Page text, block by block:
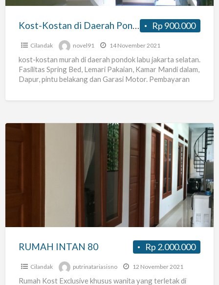
Jakarta
Rp 900.000
Kost-Kostan di Daerah Pondok Labu Jakarta Selatan
Cilandak novel91 14 November 2021
kost-kostan murah di daerah pondok labu jakarta selatan.
Fasilitas Spring Bed, Lemari Pakaian, Kamar Mandi dalam,
Dapur, pintu belakang dan Garasi Motor. Pembayaran
Rp 2.000.000
RUMAH INTAN 80
Cilandak putrinatariasisno 12 November 2021
Rumah Kost Exclusive khusus wanita yang terletak di